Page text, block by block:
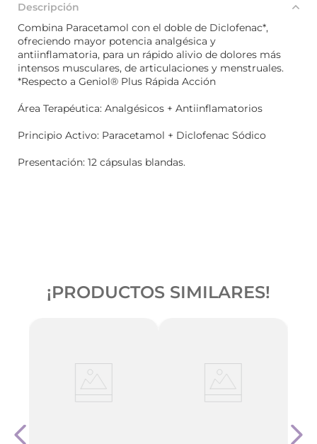
Descripción
Combina Paracetamol con el doble de Diclofenac*,
ofreciendo mayor potencia analgésica y
antiinflamatoria, para un rápido alivio de dolores más
intensos musculares, de articulaciones y menstruales.
*Respecto a Geniol® Plus Rápida Acción
Área Terapéutica: Analgésicos + Antiinflamatorios
Principio Activo: Paracetamol + Diclofenac Sódico
Presentación: 12 cápsulas blandas.
¡PRODUCTOS SIMILARES!